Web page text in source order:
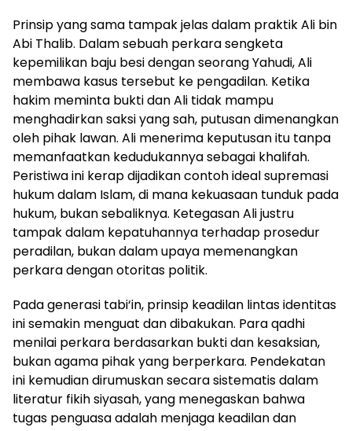
Prinsip yang sama tampak jelas dalam praktik Ali bin
Abi Thalib. Dalam sebuah perkara sengketa
kepemilikan baju besi dengan seorang Yahudi, Ali
membawa kasus tersebut ke pengadilan. Ketika
hakim meminta bukti dan Ali tidak mampu
menghadirkan saksi yang sah, putusan dimenangkan
oleh pihak lawan. Ali menerima keputusan itu tanpa
memanfaatkan kedudukannya sebagai khalifah.
Peristiwa ini kerap dijadikan contoh ideal supremasi
hukum dalam Islam, di mana kekuasaan tunduk pada
hukum, bukan sebaliknya. Ketegasan Ali justru
tampak dalam kepatuhannya terhadap prosedur
peradilan, bukan dalam upaya memenangkan
perkara dengan otoritas politik.
Pada generasi tabi‘in, prinsip keadilan lintas identitas
ini semakin menguat dan dibakukan. Para qadhi
menilai perkara berdasarkan bukti dan kesaksian,
bukan agama pihak yang berperkara. Pendekatan
ini kemudian dirumuskan secara sistematis dalam
literatur fikih siyasah, yang menegaskan bahwa
tugas penguasa adalah menjaga keadilan dan